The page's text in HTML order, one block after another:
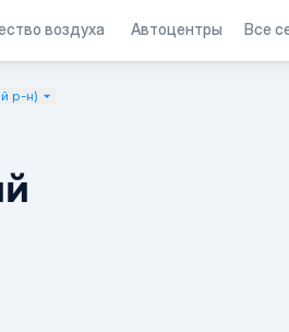
воздуха Автоцентры Все
р-н)